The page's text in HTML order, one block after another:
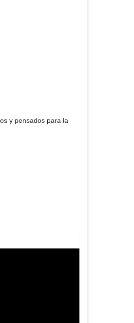
y pensados para la